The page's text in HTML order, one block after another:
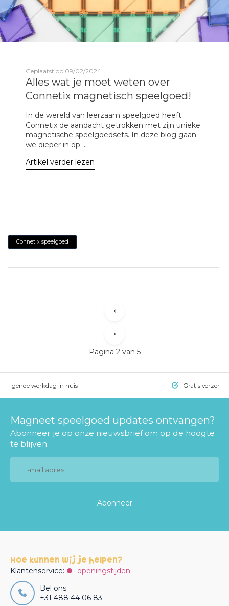
Geplaatst op 09/02/2024
Alles wat je moet weten over
Connetix magnetisch speelgoed!
In de wereld van leerzaam speelgoed heeft
Connetix de aandacht getrokken met zijn unieke
magnetische speelgoedsets. In deze blog gaan
we dieper in op ...
Artikel verder lezen
Connetix speelgoed
Pagina 2van 5
volgende werkdag in huis Gratis
Magneet speelgoed updates ontvangen?
Abonneer je op onze nieuwsbrief om op de hoogte
te blijven.
Abonneer
Hoe kunnen wij je helpen?
Klantenservice:
openingstijden
Bel ons
+31 488 44 06 83